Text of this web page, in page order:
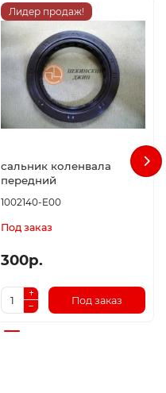
Лидер продаж!
сальник коленвала
передний
1002140-E00
Под заказ
300р.
Под заказ